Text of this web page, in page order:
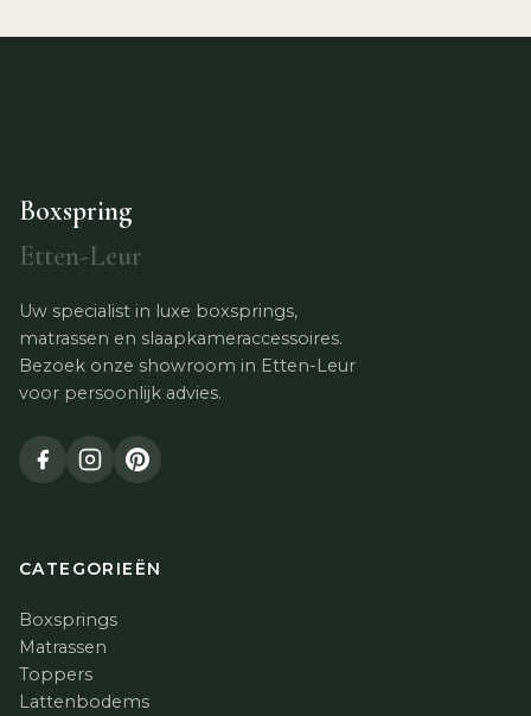
Boxspring
Etten-Leur
Uw specialist in luxe boxsprings,
matrassen en slaapkameraccessoires.
Bezoek onze showroom in Etten-Leur
voor persoonlijk advies.
CATEGORIEËN
Boxsprings
Matrassen
Toppers
Lattenbodems